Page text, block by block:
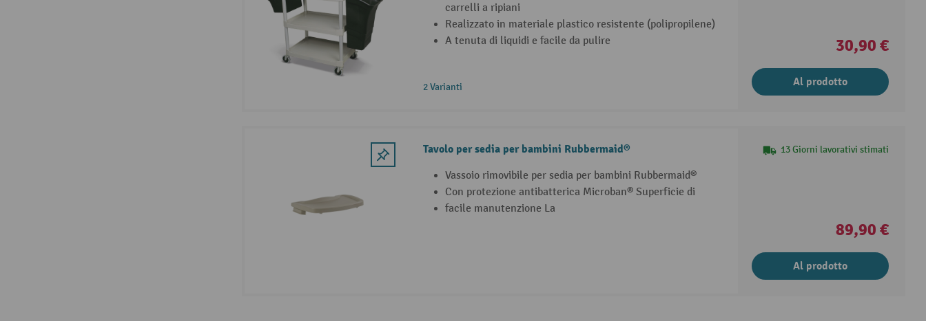
carrelli a ripiani
Realizzato in materiale plastico resistente (polipropilene)
A tenuta di liquidi e facile da pulire
2 Varianti
30,90 €
Al prodotto
Tavolo per sedia per bambini Rubbermaid®
Vassoio rimovibile per sedia per bambini Rubbermaid®
Con protezione antibatterica Microban® Superficie di
facile manutenzione La
13 Giorni lavorativi stimati
89,90 €
Al prodotto